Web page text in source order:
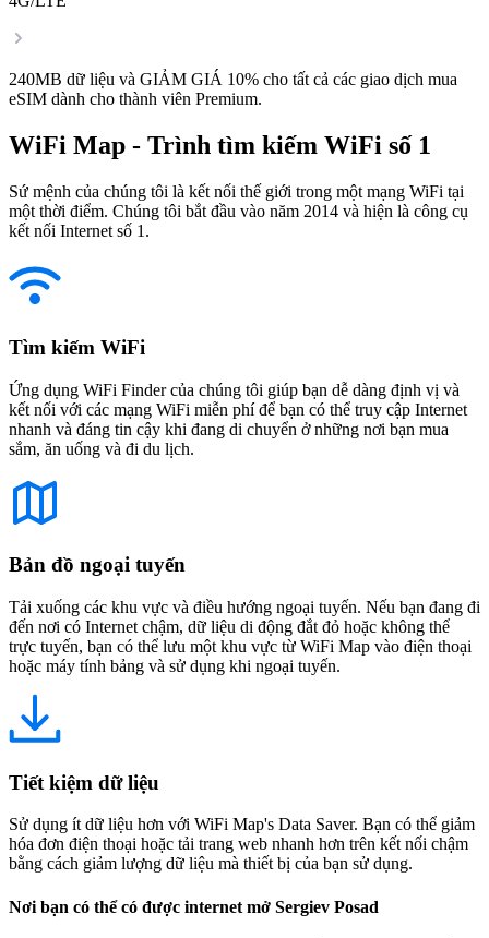
240MB dữ liệu và GIẢM GIÁ 10% cho tất cả các giao dịch mua
eSIM dành cho thành viên Premium.
WiFi Map - Trình tìm kiếm WiFi số 1
Sứ mệnh của chúng tôi là kết nối thế giới trong một mạng WiFi tại
một thời điểm. Chúng tôi bắt đầu vào năm 2014 và hiện là công cụ
kết nối Internet số 1.
Tìm kiếm WiFi
Ứng dụng WiFi Finder của chúng tôi giúp bạn dễ dàng định vị và
kết nối với các mạng WiFi miễn phí để bạn có thể truy cập Internet
nhanh và đáng tin cậy khi đang di chuyển ở những nơi bạn mua
sắm, ăn uống và đi du lịch.
Bản đồ ngoại tuyến
Tải xuống các khu vực và điều hướng ngoại tuyến. Nếu bạn đang đi
đến nơi có Internet chậm, dữ liệu di động đắt đỏ hoặc không thể
trực tuyến, bạn có thể lưu một khu vực từ WiFi Map vào điện thoại
hoặc máy tính bảng và sử dụng khi ngoại tuyến.
Tiết kiệm dữ liệu
Sử dụng ít dữ liệu hơn với WiFi Map's Data Saver. Bạn có thể giảm
hóa đơn điện thoại hoặc tải trang web nhanh hơn trên kết nối chậm
bằng cách giảm lượng dữ liệu mà thiết bị của bạn sử dụng.
Nơi bạn có thể có được internet mở Sergiev Posad